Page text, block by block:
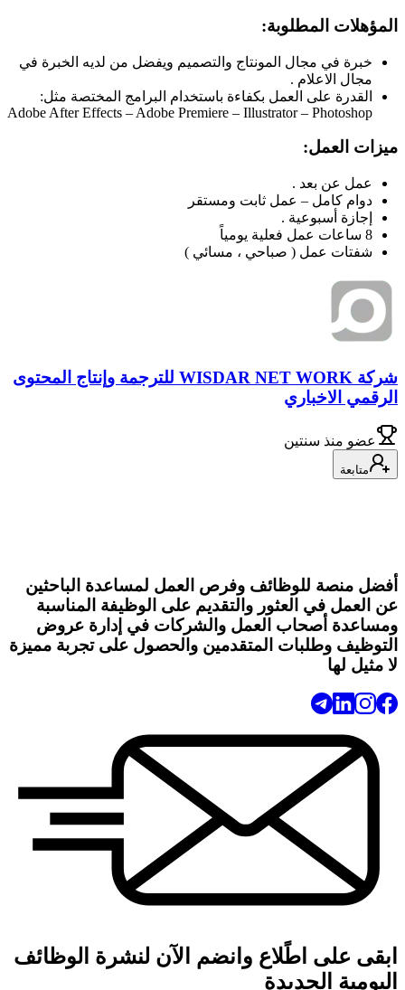
المؤهلات المطلوبة:
خبرة في مجال المونتاج والتصميم ويفضل من لديه الخبرة في
مجال الاعلام .
القدرة على العمل بكفاءة باستخدام البرامج المختصة مثل:
Adobe After Effects – Adobe Premiere – Illustrator – Photoshop
ميزات العمل:
عمل عن بعد .
دوام كامل – عمل ثابت ومستقر
إجازة أسبوعية .
8 ساعات عمل فعلية يومياً
شفتات عمل ( صباحي ، مسائي )
شركة WISDAR NET WORK للترجمة وإنتاج المحتوى
الرقمي الاخباري
عضو منذ سنتين
متابعة
أفضل منصة للوظائف وفرص العمل لمساعدة الباحثين
عن العمل في العثور والتقديم على الوظيفة المناسبة
ومساعدة أصحاب العمل والشركات في إدارة عروض
التوظيف وطلبات المتقدمين والحصول على تجربة مميزة
لا مثيل لها
ابقى على اطًلاع وانضم الآن لنشرة الوظائف
اليومية الجديدة